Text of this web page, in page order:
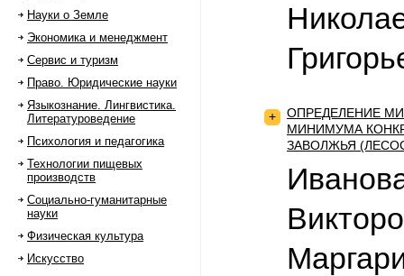
Науки о Земле
Экономика и менеджмент
Сервис и туризм
Право. Юридические науки
Языкознание. Лингвистика.
Литературоведение
Психология и педагогика
Технологии пищевых
производств
Социально-гуманитарные
науки
Физическая культура
Искусство
+
ОПРЕДЕЛЕНИЕ
МИНИМУМА
ЗАВОЛЖЬЯ